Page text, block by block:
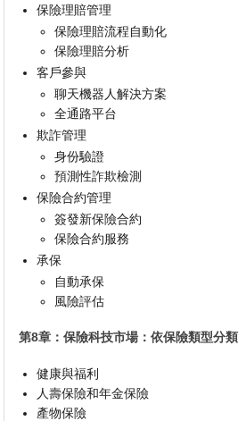
保險理賠管理
保險理賠流程自動化
保險理賠分析
客戶參與
聊天機器人解決方案
全通路平台
欺詐管理
身份驗證
預測性詐欺檢測
保險合約管理
簽發新保險合約
保險合約服務
承保
自動承保
風險評估
第8章：保險科技市場：依保險類型分類
健康與福利
人壽保險和年金保險
產物保險